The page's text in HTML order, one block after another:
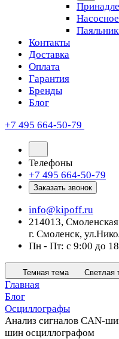
Контакты
Доставка
Оплата
Гарантия
Бренды
Блог
+7 495 664-50-79
Телефоны
+7 495 664-50-79
Заказать звонок
info@kipoff.ru
214013,
г. Смоленск,
Пн - Пт: с 9:00 до
Темная тема Светлая
Главная
Блог
Осциллографы
Анализ сигналов CAN-
шин осциллографом